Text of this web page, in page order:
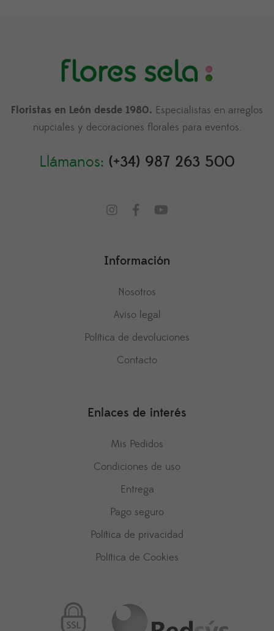
Floristas en León desde 1980. Especialistas en arreglos
nupciales y decoraciones florales para eventos.
Llámanos: (+34) 987 263 500
Información
Nosotros
Aviso legal
Política de devoluciones
Contacto
Enlaces de interés
Mis Pedidos
Condiciones de uso
Entrega
Pago seguro
Política de privacidad
Política de Cookies